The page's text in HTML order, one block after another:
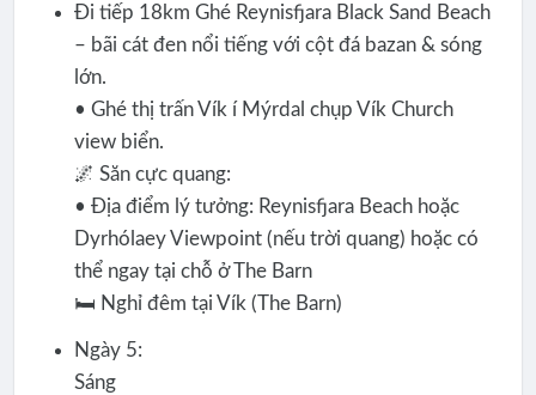
Đi tiếp 18km Ghé Reynisfjara Black Sand Beach
– bãi cát đen nổi tiếng với cột đá bazan & sóng
lớn.
• Ghé thị trấn Vík í Mýrdal chụp Vík Church
view biển.
🌌 Săn cực quang:
• Địa điểm lý tưởng: Reynisfjara Beach hoặc
Dyrhólaey Viewpoint (nếu trời quang) hoặc có
thể ngay tại chỗ ở The Barn
🛏️ Nghỉ đêm tại Vík (The Barn)
Ngày 5:
Sáng